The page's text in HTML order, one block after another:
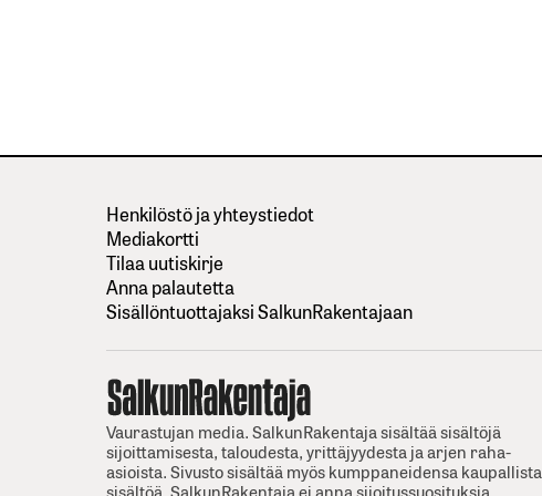
Vaurastujan media. SalkunRakentaja sisältää sisältöjä
sijoittamisesta, taloudesta, yrittäjyydesta ja arjen raha-
asioista. Sivusto sisältää myös kumppaneidensa kaupallista
Henkilöstö ja yhteystiedot
Mediakortti
Tilaa uutiskirje
Anna palautetta
Sisällöntuottajaksi SalkunRakentajaan